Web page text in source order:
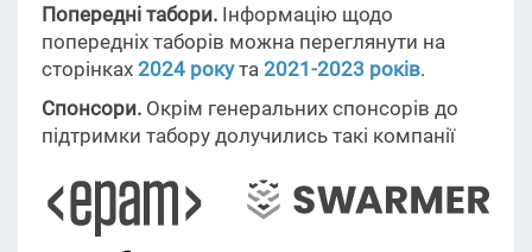
Попередні табори. Інформацію щодо
попередніх таборів можна переглянути на
сторінках 2024 рокута 2021-2023 років.
Спонсори. Окрім генеральних спонсорів до
підтримки табору долучились такі компанії